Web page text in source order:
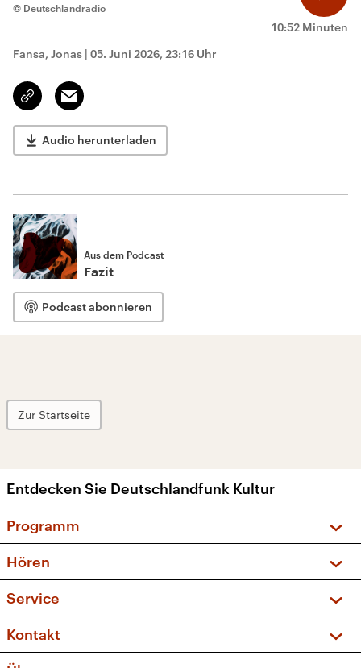
10:52 Minuten
© Deutschlandradio
Fansa, Jonas | 05. Juni 2026, 23:16 Uhr
Link
kopieren/teilen
Email
Audio herunterladen
Aus dem Podcast
Fazit
Podcast abonnieren
Zur Startseite
Entdecken Sie Deutschlandfunk Kultur
Programm
Sendungen und Podcasts
Musikliste
Kakadu – Das Kinderprogramm
Hören
Frequenzen (UKW + DAB+)
Service
FAQ
Apps
Kontakt